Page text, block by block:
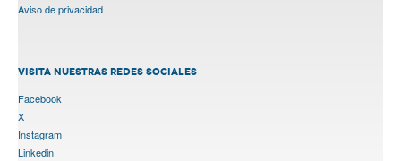
Aviso de privacidad
VISITA NUESTRAS REDES SOCIALES
Facebook
X
Instagram
Linkedin